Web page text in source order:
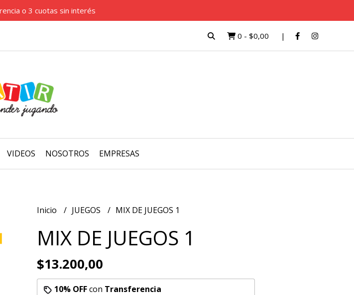
o 3 cuotas sin interés
0 - $0,00
VIDEOS NOSOTROS EMPRESAS
Inicio JUEGOS MIX DE JUEGOS 1
MIX DE JUEGOS 1
$13.200,00
10% OFFcon Transferencia